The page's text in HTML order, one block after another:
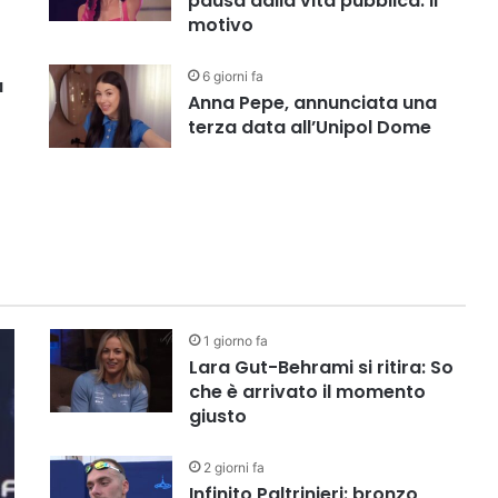
motivo
6 giorni fa
Anna Pepe, annunciata una
terza data all’Unipol Dome
1 giorno fa
Lara Gut-Behrami si ritira: So
che è arrivato il momento
giusto
2 giorni fa